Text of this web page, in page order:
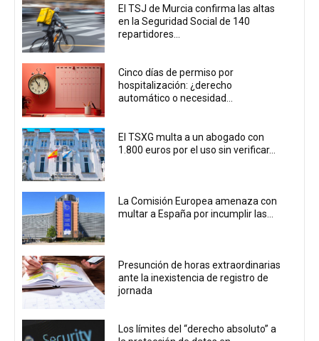
El TSJ de Murcia confirma las altas
en la Seguridad Social de 140
repartidores...
Cinco días de permiso por
hospitalización: ¿derecho
automático o necesidad...
El TSXG multa a un abogado con
1.800 euros por el uso sin verificar...
La Comisión Europea amenaza con
multar a España por incumplir las...
Presunción de horas extraordinarias
ante la inexistencia de registro de
jornada
Los límites del “derecho absoluto” a